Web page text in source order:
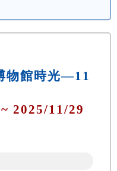
物館時光—11
2025/11/29